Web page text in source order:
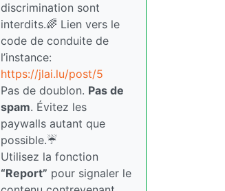
discrimination sont
interdits.🌈 Lien vers le
code de conduite de
l’instance:
https://jlai.lu/post/5
Pas de doublon. Pas de
spam. Évitez les
paywalls autant que
possible.☔
Utilisez la fonction
“Report” pour signaler le